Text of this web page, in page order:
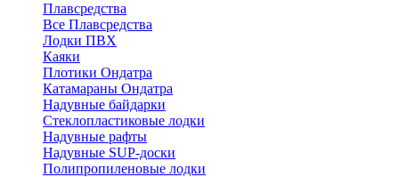
Плавсредства
Все Плавсредства
Лодки ПВХ
Каяки
Плотики Ондатра
Катамараны Ондатра
Надувные байдарки
Стеклопластиковые лодки
Надувные рафты
Надувные SUP-доски
Полипропиленовые лодки